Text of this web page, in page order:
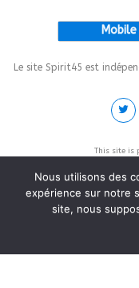
Mobile
Le site Spirit45 est
This site is
Nous utilisons des
expérience sur notre
site, nous